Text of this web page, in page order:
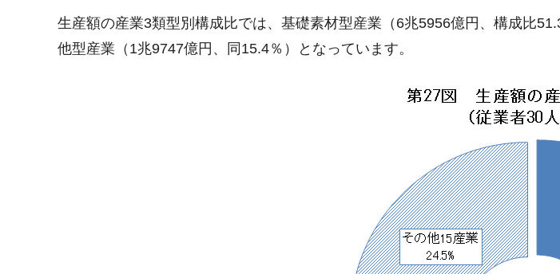
生産額の産業3類型別構成比では、基礎素材型産業（6兆5956億円、構成比
他型産業（1兆9747億円、同15.4％）となっています。